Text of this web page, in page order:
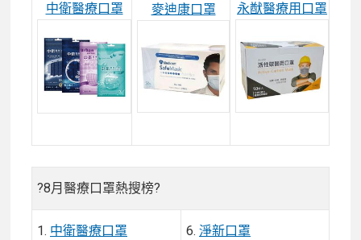
中衛醫療口罩 麥迪康口罩 永猷醫療用口罩
?8月醫療口罩熱搜榜?
1. 中衛醫療口罩 6. 淨新口罩